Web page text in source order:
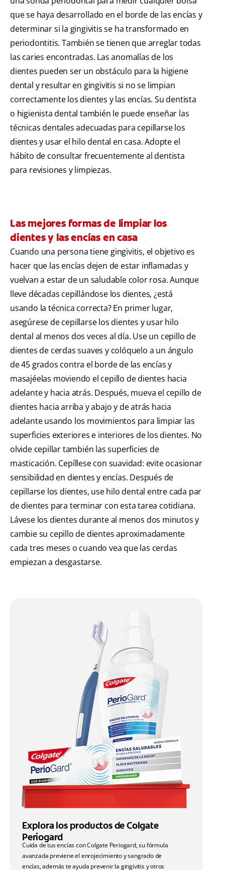
que se haya desarrollado en el borde de las encías y
determinar si la gingivitis se ha transformado en
periodontitis. También se tienen que arreglar todas
las caries encontradas. Las anomalías de los
dientes pueden ser un obstáculo para la higiene
dental y resultar en gingivitis si no se limpian
correctamente los dientes y las encías. Su dentista
o higienista dental también le puede enseñar las
técnicas dentales adecuadas para cepillarse los
dientes y usar el hilo dental en casa. Adopte el
hábito de consultar frecuentemente al dentista
para revisiones y limpiezas.
Las mejores formas de limpiar los
dientes y las encías en casa
Cuando una persona tiene gingivitis, el objetivo es
hacer que las encías dejen de estar inflamadas y
vuelvan a estar de un saludable color rosa. Aunque
lleve décadas cepillándose los dientes, ¿está
usando la técnica correcta? En primer lugar,
asegúrese de cepillarse los dientes y usar hilo
dental al menos dos veces al día. Use un cepillo de
dientes de cerdas suaves y colóquelo a un ángulo
de 45 grados contra el borde de las encías y
masajéelas moviendo el cepillo de dientes hacia
adelante y hacia atrás. Después, mueva el cepillo de
dientes hacia arriba y abajo y de atrás hacia
adelante usando los movimientos para limpiar las
superficies exteriores e interiores de los dientes. No
olvide cepillar también las superficies de
masticación. Cepíllese con suavidad: evite ocasionar
sensibilidad en dientes y encías. Después de
cepillarse los dientes, use hilo dental entre cada par
de dientes para terminar con esta tarea cotidiana.
Lávese los dientes durante al menos dos minutos y
cambie su cepillo de dientes aproximadamente
cada tres meses o cuando vea que las cerdas
empiezan a desgastarse.
Explora los productos de Colgate
Periogard
Cuida de tus encías con Colgate Periogard, su fórmula
avanzada previene el enrojecimiento y sangrado de
encías, además te ayuda prevenir la gingivitis y otros